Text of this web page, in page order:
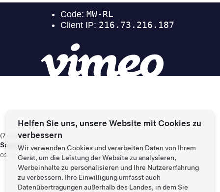
(7 von 7)
Support
02:02
Helfen Sie uns, unsere Website mit Cookies zu
verbessern
Wir verwenden Cookies und verarbeiten Daten von Ihrem
Gerät, um die Leistung der Website zu analysieren,
Werbeinhalte zu personalisieren und Ihre Nutzererfahrung
zu verbessern. Ihre Einwilligung umfasst auch
Datenübertragungen außerhalb des Landes, in dem Sie